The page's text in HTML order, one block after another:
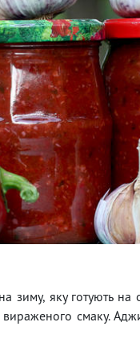
яку готують на
смаку.